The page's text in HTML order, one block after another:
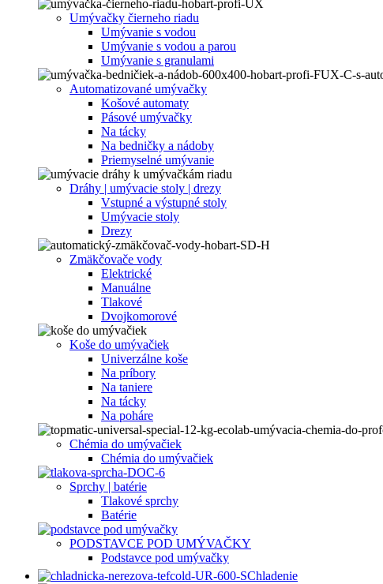
Umývačky čierneho riadu
Umývanie s vodou
Umývanie s vodou a parou
Umývanie s granulami
Automatizované umývačky
Košové automaty
Pásové umývačky
Na tácky
Na bedničky a nádoby
Priemyselné umývanie
Dráhy | umývacie stoly | drezy
Vstupné a výstupné stoly
Umývacie stoly
Drezy
Zmäkčovače vody
Elektrické
Manuálne
Tlakové
Dvojkomorové
Koše do umývačiek
Univerzálne koše
Na príbory
Na taniere
Na tácky
Na poháre
Chémia do umývačiek
Chémia do umývačiek
Sprchy | batérie
Tlakové sprchy
Batérie
PODSTAVCE POD UMÝVAČKY
Podstavce pod umývačky
Chladenie